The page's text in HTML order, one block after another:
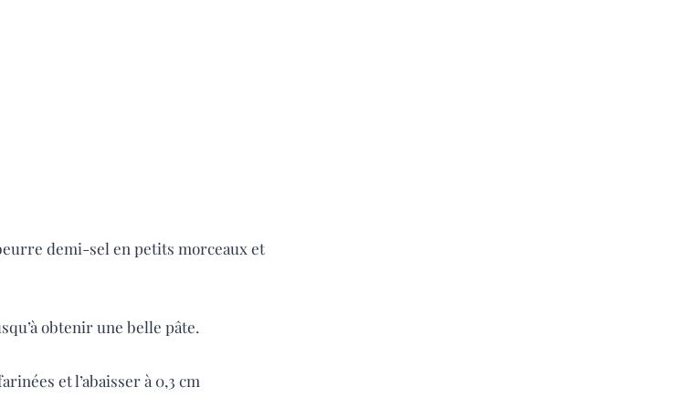
demi-sel en petits morceaux et
obtenir une belle pâte.
et l’abaisser à 0,3 cm